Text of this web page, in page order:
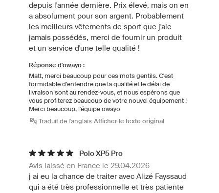
depuis l'année dernière. Prix élevé, mais on en
a absolument pour son argent. Probablement
les meilleurs vêtements de sport que j'aie
jamais possédés, merci de fournir un produit
et un service d'une telle qualité !
Réponse d'owayo :
Matt, merci beaucoup pour ces mots gentils. C'est
formidable d'entendre que la qualité et le délai de
livraison sont au rendez-vous, et nous espérons que
vous profiterez beaucoup de votre nouvel équipement !
Merci beaucoup, l'équipe owayo
Traduit de l'anglais Afficher le texte original
Polo XP5 Pro
Avis laissé en France le 29.04.2026
j ai eu la chance de traiter avec Alizé Fayssaud
qui a été très professionnelle et très patiente